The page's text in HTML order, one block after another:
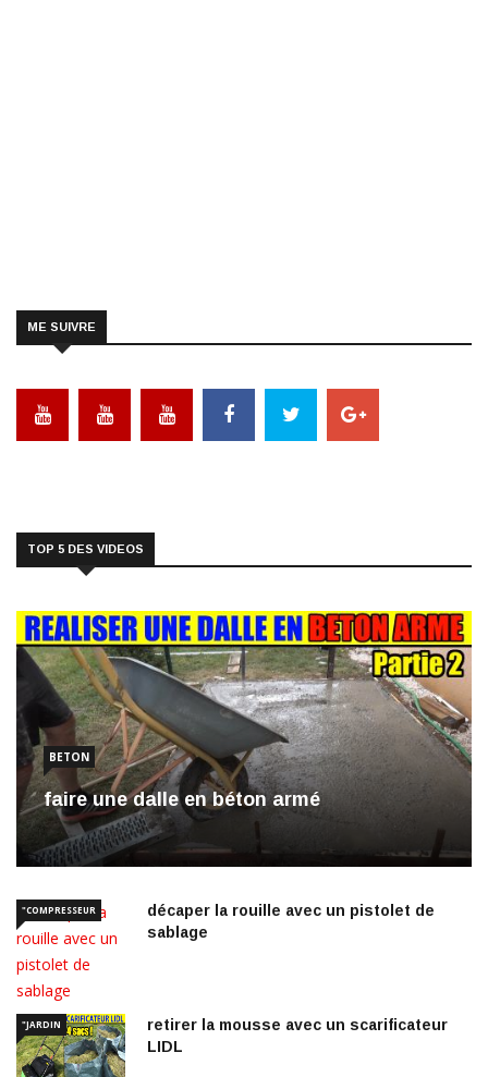
ME SUIVRE
TOP 5 DES VIDEOS
BETON
faire une dalle en béton armé
"COMPRESSEUR
décaper la rouille avec un pistolet de
sablage
"JARDIN
retirer la mousse avec un scarificateur
LIDL